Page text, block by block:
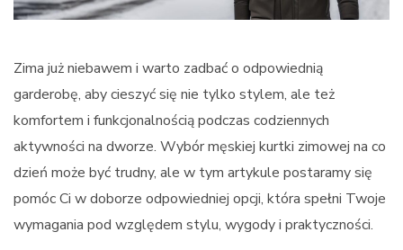
Zima już niebawem i warto zadbać o odpowiednią
garderobę, aby cieszyć się nie tylko stylem, ale też
komfortem i funkcjonalnością podczas codziennych
aktywności na dworze. Wybór męskiej kurtki zimowej na co
dzień może być trudny, ale w tym artykule postaramy się
pomóc Ci w doborze odpowiedniej opcji, która spełni Twoje
wymagania pod względem stylu, wygody i praktyczności.